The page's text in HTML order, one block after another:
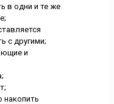
в одни и те же
с другими;
и
накопить